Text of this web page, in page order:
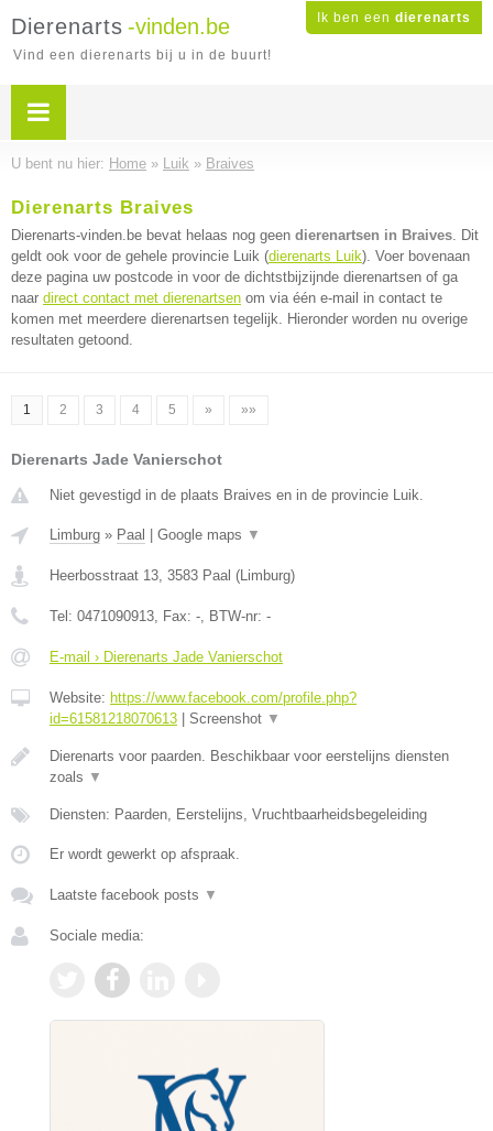
Ik ben een dierenarts
Dierenarts -vinden.be
Vind een dierenarts bij u in de buurt!
U bent nu hier: Home » Luik » Braives
Dierenarts Braives
Dierenarts-vinden.be bevat helaas nog geen dierenartsen in Braives. Dit
geldt ook voor de gehele provincie Luik (dierenarts Luik). Voer bovenaan
deze pagina uw postcode in voor de dichtstbijzijnde dierenartsen of ga
naar direct contact met dierenartsen om via één e-mail in contact te
komen met meerdere dierenartsen tegelijk. Hieronder worden nu overige
resultaten getoond.
1 2 3 4 5 » »»
Dierenarts Jade Vanierschot
Niet gevestigd in de plaats Braives en in de provincie Luik.
Limburg » Paal Google maps ▼
Heerbosstraat 13, 3583 Paal (Limburg)
Tel: 0471090913, Fax: -, BTW-nr: -
E-mail › Dierenarts Jade Vanierschot
Website: https://www.facebook.com/profile.php?
id=61581218070613
Screenshot ▼
Dierenarts voor paarden. Beschikbaar voor eerstelijns diensten
zoals ▼
Diensten: Paarden, Eerstelijns, Vruchtbaarheidsbegeleiding
Er wordt gewerkt op afspraak.
Laatste facebook posts ▼
Sociale media: